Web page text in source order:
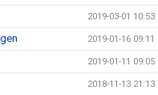
2019-03-01 10:53
2019-01-16 09:11
2019-01-11 09:05
2018-11-13 21:13